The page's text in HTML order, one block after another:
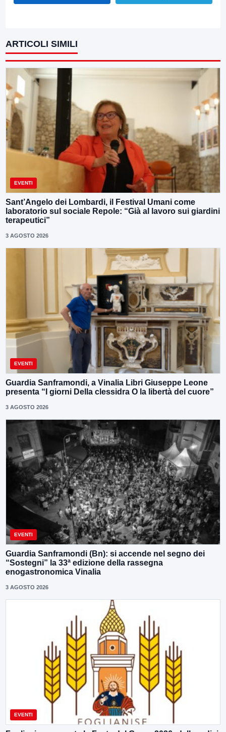
ARTICOLI SIMILI
EVENTI
Sant’Angelo dei Lombardi, il Festival Umani come
laboratorio sul sociale Repole: “Già al lavoro sui giardini
terapeutici”
3 AGOSTO 2026
EVENTI
Guardia Sanframondi, a Vinalia Libri Giuseppe Leone
presenta “I giorni Della clessidra O la libertà del cuore”
3 AGOSTO 2026
EVENTI
Guardia Sanframondi (Bn): si accende nel segno dei
“Sostegni” la 33ª edizione della rassegna
enogastronomica Vinalia
3 AGOSTO 2026
EVENTI